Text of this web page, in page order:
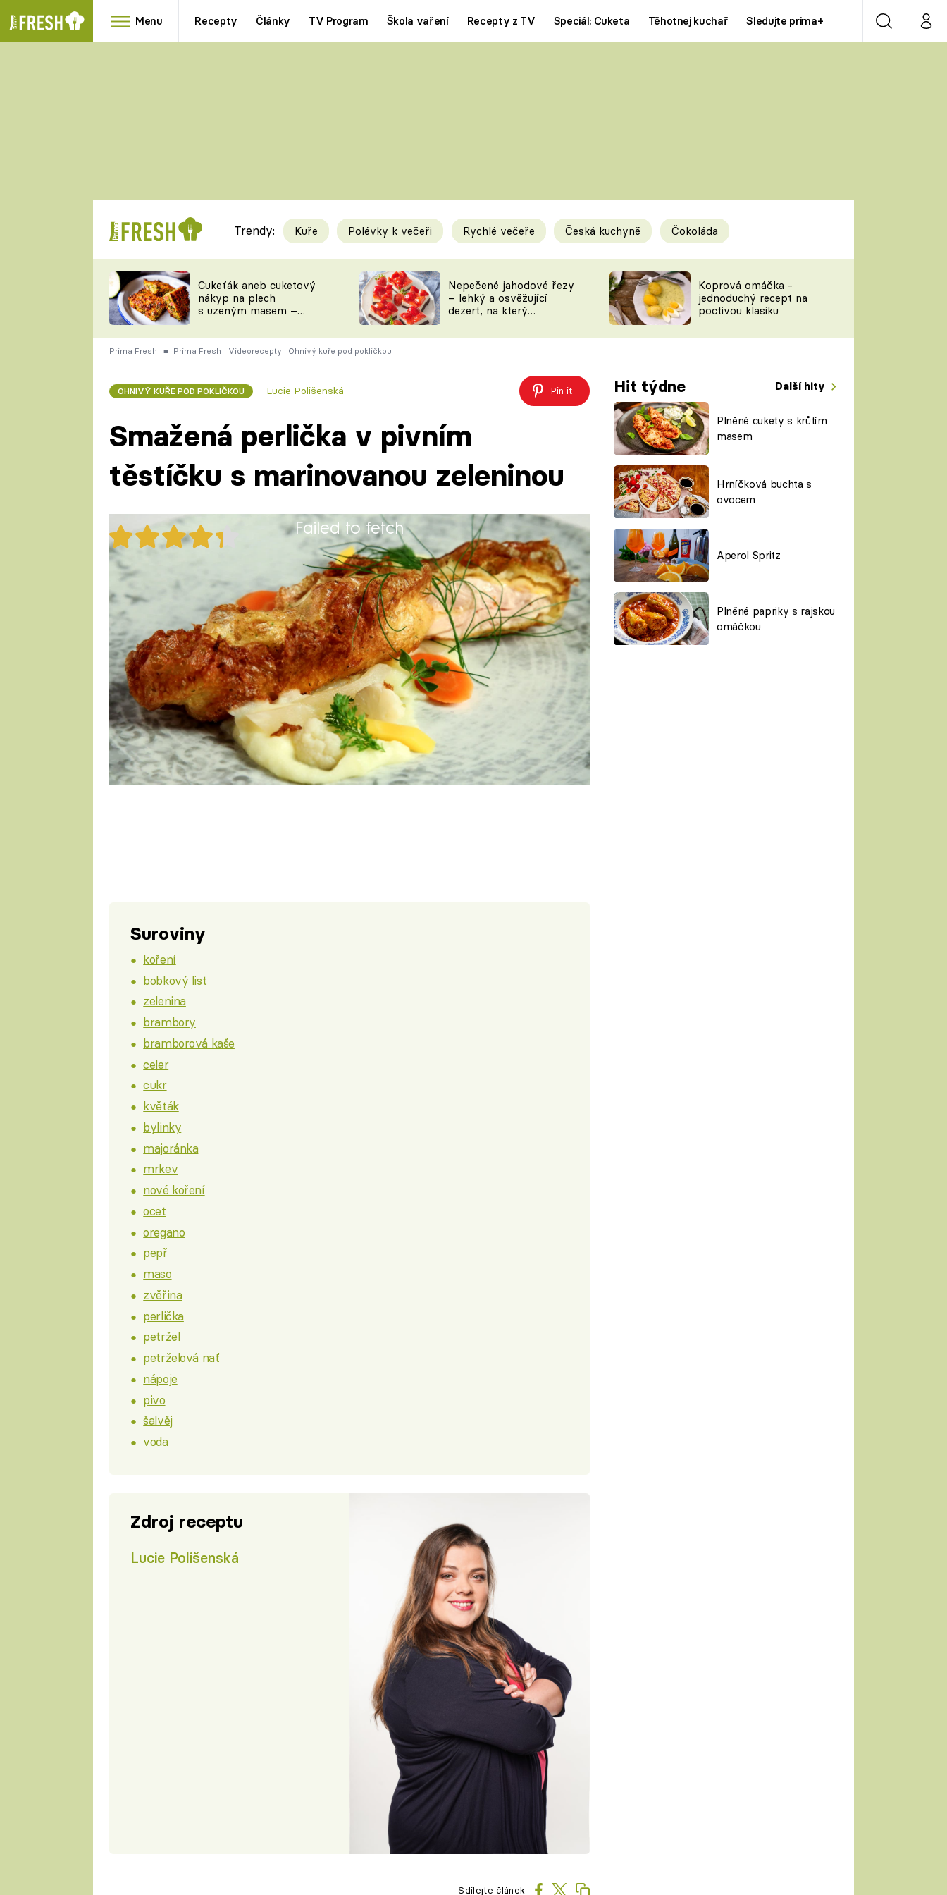
Menu Recepty Články TV Program Škola vaření Recepty z TV Speciál: Cuketa Těhotnej kuchař Sledujte prima+ VyhledáváníMůj
RYCHLOVKY
Videorecepty
TEĎ VAŘÍ ŠÉF!
ČESKO NA TALÍŘI
KUCHAŘKA
Tipy a triky
KAM ZA JÍDLEM
VYCHYTÁVKY
Novinky
ŠÉFREDAKTORKY
ČASOPIS
Prima LAJK
Sledujte nás
Trendy: Kuře Polévky k večeři Rychlé večeře Česká kuchyně Čokoláda
Cukeťák aneb cuketový
nákyp na plech
s uzeným masem –
zpracovat přerostlé
cukety
Nepečené jahodové řezy
– lehký a osvěžující
dezert, na který
Koprová omáčka -
jednoduchý recept na
poctivou klasiku
Prima Fresh ■ Prima Fresh Videorecepty Ohnivý kuře pod pokličkou
OHNIVÝ KUŘE POD POKLIČKOU Lucie Polišenská Pin it Hit týdne Další hity
Plněné cukety s krůtím
masem
Hrníčková buchta s
ovocem
Aperol Spritz
Plněné papriky s rajskou
omáčkou
Smažená perlička v pivním
těstíčku s marinovanou zeleninou
Failed to fetch
Smažená perlička v pivním těstíčku s marinovanou zeleninou
1 porce 30 minut
Suroviny
koření
bobkový list
zelenina
brambory
bramborová kaše
celer
cukr
květák
bylinky
majoránka
mrkev
nové koření
ocet
oregano
pepř
maso
zvěřina
perlička
petržel
petrželová nať
nápoje
pivo
šalvěj
voda
Zdroj receptu
Lucie Polišenská
Sdílejte článek